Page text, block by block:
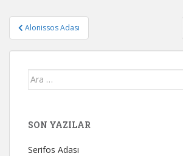
Yazı
gezinmesi
Alonissos Adası
Arama
SON YAZILAR
Serifos Adası